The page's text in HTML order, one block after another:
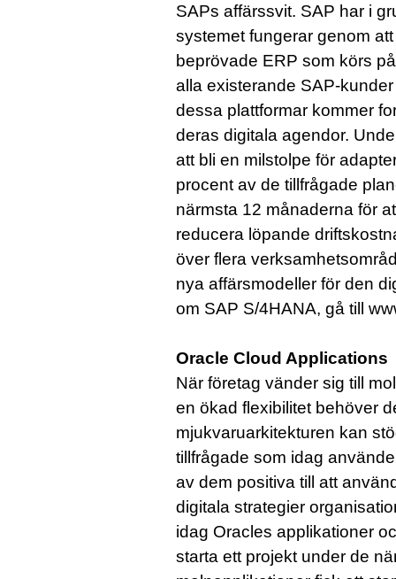
SAPs affärssvit. SAP har i
systemet fungerar genom
beprövade ERP som körs
alla existerande SAP-
dessa plattformar kommer
deras digitala agendor.
att bli en milstolpe för
procent av de tillfrågade
närmsta 12 månaderna för
reducera löpande
över flera
nya affärsmodeller för den
om SAP S/4HANA, gå till
Oracle Cloud Applications
När företag vänder sig till
en ökad flexibilitet behöver
mjukvaruarkitekturen kan
tillfrågade som idag
av dem positiva till att
digitala strategier
idag Oracles applikationer
starta ett projekt under de